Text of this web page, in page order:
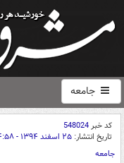
جامعه
کد خبر548024
تاریخ انتشار: ۲۵ اسفند ۱۳۹۴ - ۱۴:۵۸
جامعه